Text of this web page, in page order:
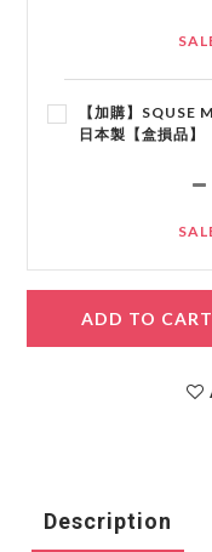
【加購】SQUSE
日本製【盒損品】
ADD TO CART
Description